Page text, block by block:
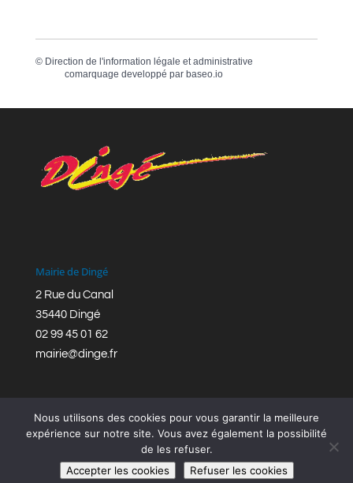
© Direction de l'information légale et administrative
comarquage developpé parbaseo.io
Mairie de Dingé
2 Rue du Canal
35440 Dingé
02 99 45 01 62
mairie@dinge.fr
Réalisation © Mairie de Dingé,Bretagne Romantique
Mentions légales|Politique de confidentialité
Nous utilisons des cookies pour vous garantir la meilleure
expérience sur notre site. Vous avez également la possibilité
de les refuser.
Accepter les cookies
Refuser les cookies